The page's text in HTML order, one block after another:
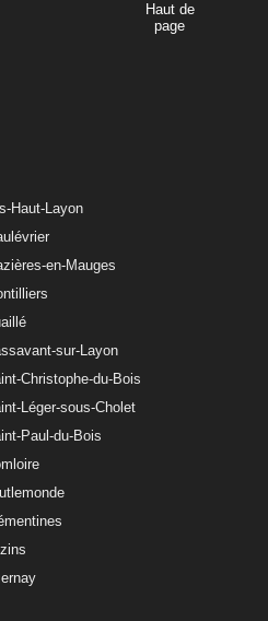
Haut de
page
Haut-Layon
en-Mauges
sur-Layon
Christophe-du-Bois
Léger-sous-Cholet
Paul-du-Bois